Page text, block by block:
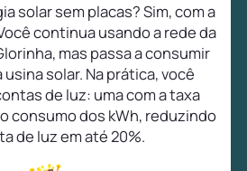
solar sem placas? Sim, com a
continua usando a rede da
mas passa a consumir
solar. Na prática, você
de luz: uma com a taxa
consumo dos kWh, reduzindo
de luz em até 20%.